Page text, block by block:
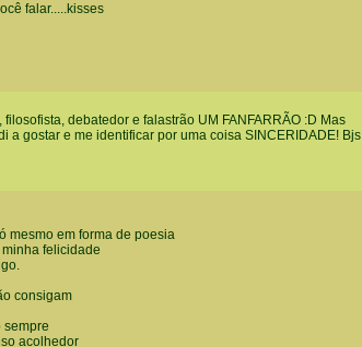
falar.....kisses
filosofista, debatedor e falastrão UM FANFARRÃO :D Mas
a gostar e me identificar por uma coisa SINCERIDADE! Bjs
mesmo em forma de poesia
felicidade
consigam
sempre
acolhedor